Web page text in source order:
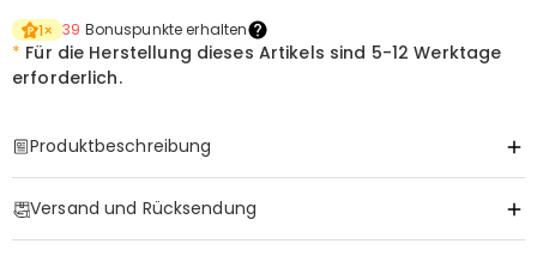
1× 39 Bonuspunkte erhalten
* Für die Herstellung dieses Artikels sind 5-12 Werktage
erforderlich.
Produktbeschreibung
Versand und Rücksendung